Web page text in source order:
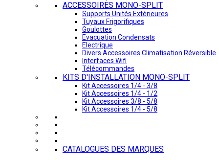
ACCESSOIRES MONO-SPLIT
Supports Unités Extérieures
Tuyaux Frigorifiques
Goulottes
Evacuation Condensats
Electrique
Divers Accessoires Climatisation Réversible
Interfaces Wifi
Télécommandes
KITS D'INSTALLATION MONO-SPLIT
Kit Accessoires 1/4 - 3/8
Kit Accessoires 1/4 - 1/2
Kit Accessoires 3/8 - 5/8
Kit Accessoires 1/4 - 5/8
CATALOGUES DES MARQUES